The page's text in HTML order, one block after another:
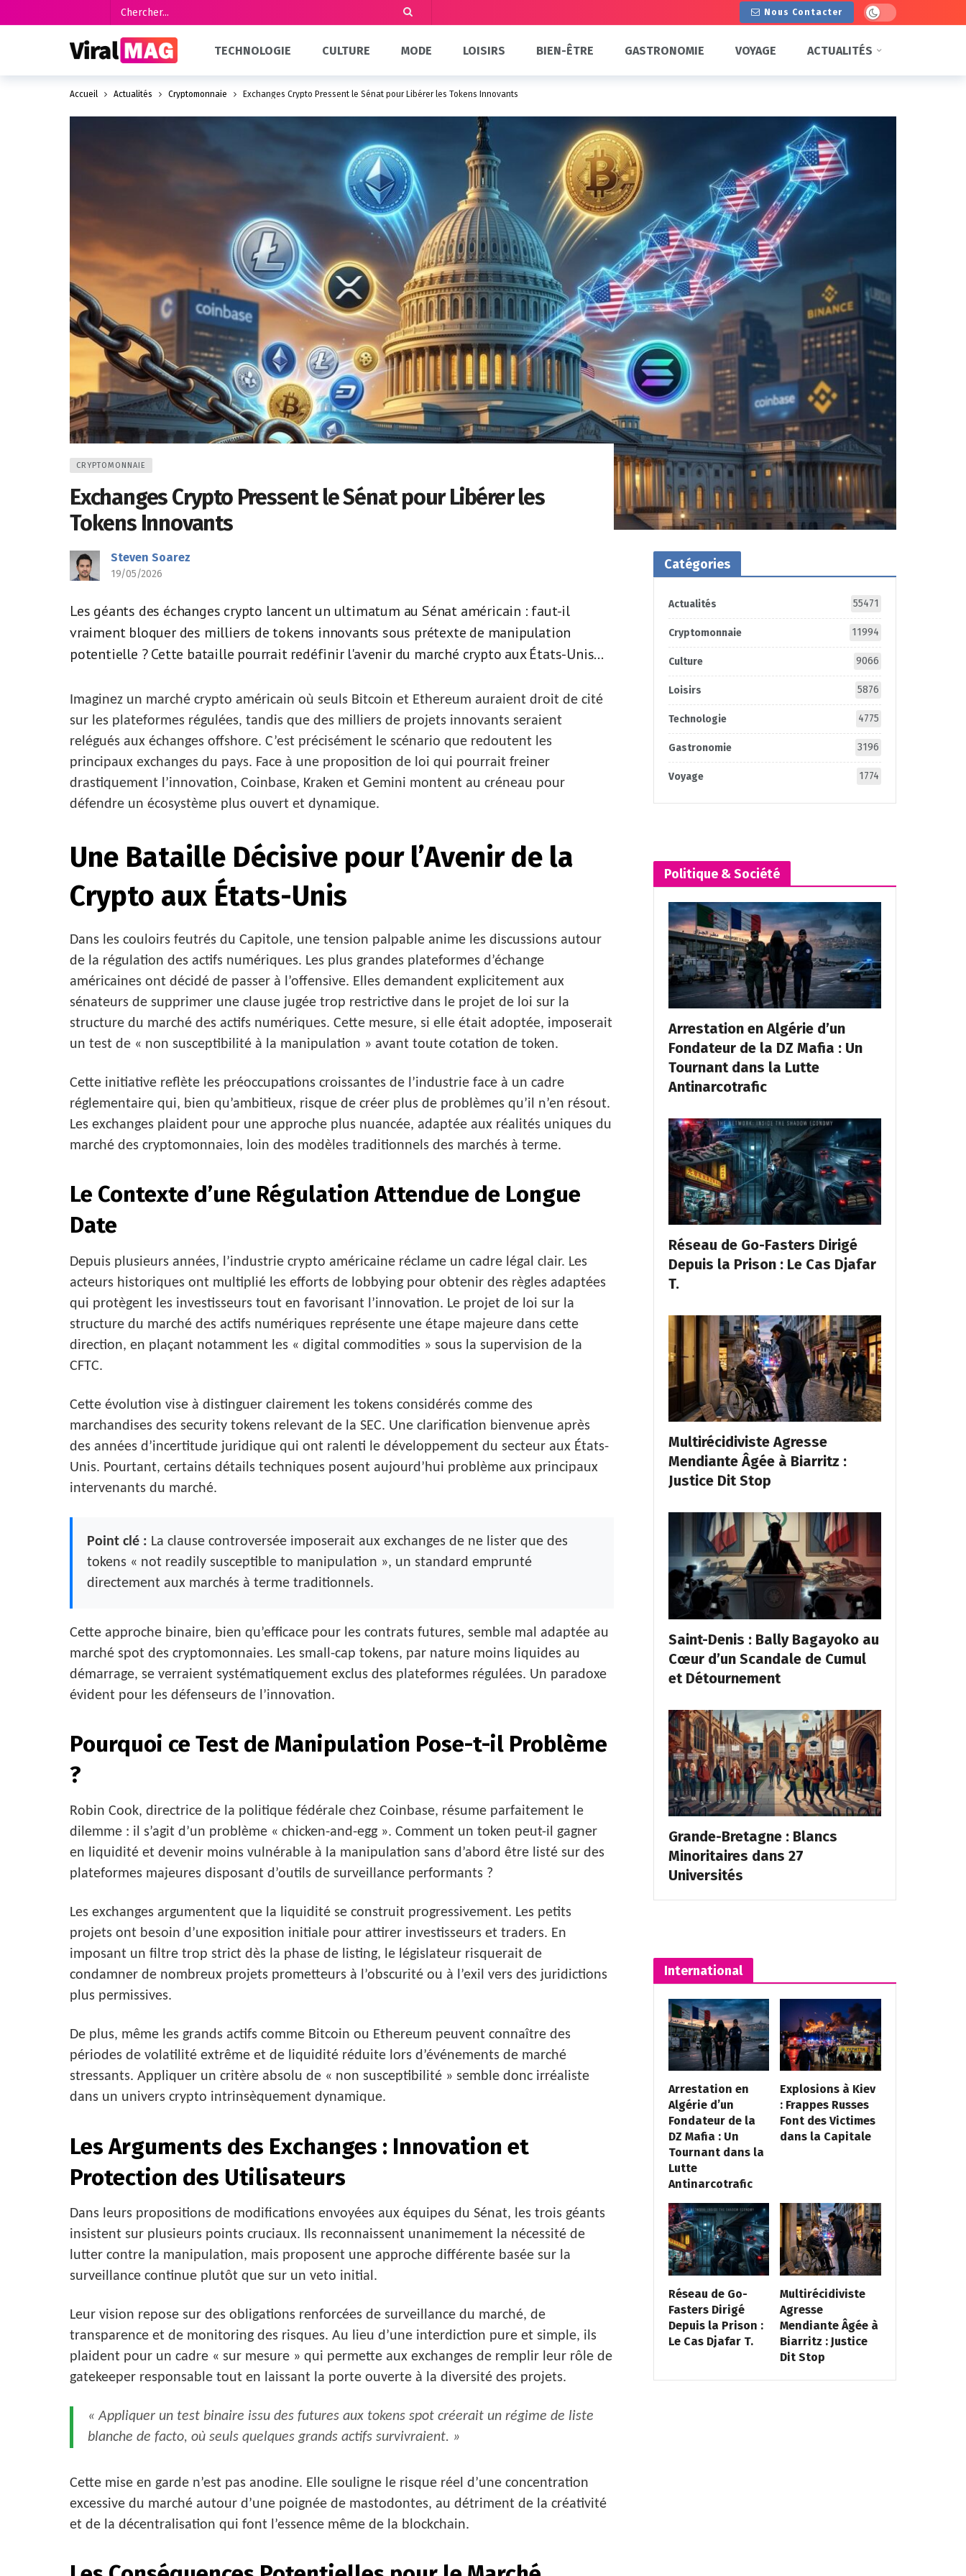
Nous Contacter Dark mode
TECHNOLOGIE CULTURE MODE LOISIRS BIEN-ÊTRE GASTRONOMIE VOYAGE ACTUALITÉS
Accueil Actualités Cryptomonnaie Exchanges Crypto Pressent le Sénat pour Libérer les Tokens Innovants
CRYPTOMONNAIE
Exchanges Crypto Pressent le Sénat pour Libérer les
Tokens Innovants
Steven Soarez
19/05/2026
Les géants des échanges crypto lancent un ultimatum au Sénat américain : faut-il
vraiment bloquer des milliers de tokens innovants sous prétexte de manipulation
potentielle ? Cette bataille pourrait redéfinir l'avenir du marché crypto aux États-Unis...
Imaginez un marché crypto américain où seuls Bitcoin et Ethereum auraient droit de cité
sur les plateformes régulées, tandis que des milliers de projets innovants seraient
relégués aux échanges offshore. C’est précisément le scénario que redoutent les
principaux exchanges du pays. Face à une proposition de loi qui pourrait freiner
drastiquement l’innovation, Coinbase, Kraken et Gemini montent au créneau pour
défendre un écosystème plus ouvert et dynamique.
Une Bataille Décisive pour l’Avenir de la
Crypto aux États-Unis
Dans les couloirs feutrés du Capitole, une tension palpable anime les discussions autour
de la régulation des actifs numériques. Les plus grandes plateformes d’échange
américaines ont décidé de passer à l’offensive. Elles demandent explicitement aux
sénateurs de supprimer une clause jugée trop restrictive dans le projet de loi sur la
structure du marché des actifs numériques. Cette mesure, si elle était adoptée, imposerait
un test de « non susceptibilité à la manipulation » avant toute cotation de token.
Cette initiative reflète les préoccupations croissantes de l’industrie face à un cadre
réglementaire qui, bien qu’ambitieux, risque de créer plus de problèmes qu’il n’en résout.
Les exchanges plaident pour une approche plus nuancée, adaptée aux réalités uniques du
marché des cryptomonnaies, loin des modèles traditionnels des marchés à terme.
Le Contexte d’une Régulation Attendue de Longue
Date
Depuis plusieurs années, l’industrie crypto américaine réclame un cadre légal clair. Les
acteurs historiques ont multiplié les efforts de lobbying pour obtenir des règles adaptées
qui protègent les investisseurs tout en favorisant l’innovation. Le projet de loi sur la
structure du marché des actifs numériques représente une étape majeure dans cette
direction, en plaçant notamment les « digital commodities » sous la supervision de la
CFTC.
Cette évolution vise à distinguer clairement les tokens considérés comme des
marchandises des security tokens relevant de la SEC. Une clarification bienvenue après
des années d’incertitude juridique qui ont ralenti le développement du secteur aux États-
Unis. Pourtant, certains détails techniques posent aujourd’hui problème aux principaux
intervenants du marché.
Point clé : La clause controversée imposerait aux exchanges de ne lister que des
tokens « not readily susceptible to manipulation », un standard emprunté
directement aux marchés à terme traditionnels.
Cette approche binaire, bien qu’efficace pour les contrats futures, semble mal adaptée au
marché spot des cryptomonnaies. Les small-cap tokens, par nature moins liquides au
démarrage, se verraient systématiquement exclus des plateformes régulées. Un paradoxe
évident pour les défenseurs de l’innovation.
Pourquoi ce Test de Manipulation Pose-t-il Problème
?
Robin Cook, directrice de la politique fédérale chez Coinbase, résume parfaitement le
dilemme : il s’agit d’un problème « chicken-and-egg ». Comment un token peut-il gagner
en liquidité et devenir moins vulnérable à la manipulation sans d’abord être listé sur des
plateformes majeures disposant d’outils de surveillance performants ?
Les exchanges argumentent que la liquidité se construit progressivement. Les petits
projets ont besoin d’une exposition initiale pour attirer investisseurs et traders. En
imposant un filtre trop strict dès la phase de listing, le législateur risquerait de
condamner de nombreux projets prometteurs à l’obscurité ou à l’exil vers des juridictions
plus permissives.
De plus, même les grands actifs comme Bitcoin ou Ethereum peuvent connaître des
périodes de volatilité extrême et de liquidité réduite lors d’événements de marché
stressants. Appliquer un critère absolu de « non susceptibilité » semble donc irréaliste
dans un univers crypto intrinsèquement dynamique.
Les Arguments des Exchanges : Innovation et
Protection des Utilisateurs
Dans leurs propositions de modifications envoyées aux équipes du Sénat, les trois géants
insistent sur plusieurs points cruciaux. Ils reconnaissent unanimement la nécessité de
lutter contre la manipulation, mais proposent une approche différente basée sur la
surveillance continue plutôt que sur un veto initial.
Leur vision repose sur des obligations renforcées de surveillance du marché, de
transparence et de monitoring des risques. Au lieu d’une interdiction pure et simple, ils
plaident pour un cadre « sur mesure » qui permette aux exchanges de remplir leur rôle de
gatekeeper responsable tout en laissant la porte ouverte à la diversité des projets.
« Appliquer un test binaire issu des futures aux tokens spot créerait un régime de liste
blanche de facto, où seuls quelques grands actifs survivraient. »
Cette mise en garde n’est pas anodine. Elle souligne le risque réel d’une concentration
excessive du marché autour d’une poignée de mastodontes, au détriment de la créativité
et de la décentralisation qui font l’essence même de la blockchain.
Catégories
Actualités 55471
Cryptomonnaie 11994
Culture 9066
Loisirs 5876
Technologie 4775
Gastronomie 3196
Voyage 1774
Politique & Société
Arrestation en Algérie d’un
Fondateur de la DZ Mafia : Un
Tournant dans la Lutte
Antinarcotrafic
Réseau de Go-Fasters Dirigé
Depuis la Prison : Le Cas Djafar
T.
Multirécidiviste Agresse
Mendiante Âgée à Biarritz :
Justice Dit Stop
Saint-Denis : Bally Bagayoko au
Cœur d’un Scandale de Cumul
et Détournement
Grande-Bretagne : Blancs
Minoritaires dans 27
Universités
International
Arrestation en
Algérie d’un
Fondateur de la
DZ Mafia : Un
Tournant dans la
Lutte
Antinarcotrafic
Explosions à Kiev
: Frappes Russes
Font des Victimes
dans la Capitale
Réseau de Go-
Fasters Dirigé
Depuis la Prison :
Le Cas Djafar T.
Multirécidiviste
Agresse
Mendiante Âgée à
Biarritz : Justice
Dit Stop